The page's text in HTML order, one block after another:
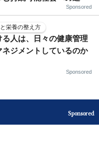
Sponsored
栄養の整え方
る人は、日々の健康管理
ネジメントしているのか
Sponsored
Sponsored